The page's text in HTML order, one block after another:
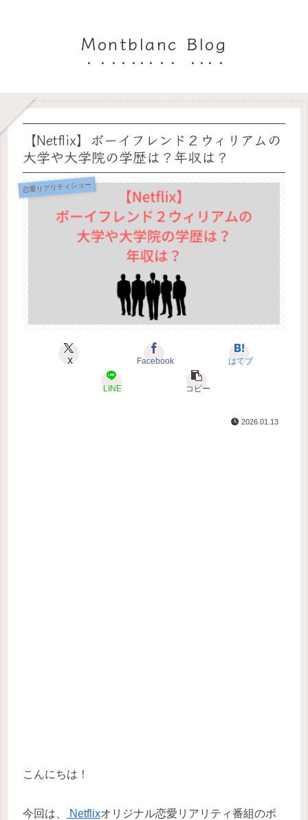
Montblanc Blog
【Netflix】ボーイフレンド２ウィリアムの
大学や大学院の学歴は？年収は？
恋愛リアリティショー
X Facebook はてブ
LINE コピー
2026.01.13
こんにちは！
今回は、 Netflixオリジナル恋愛リアリティ番組のボ